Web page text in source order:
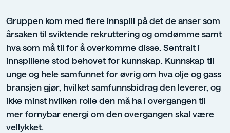
Gruppen kom med flere innspill på det de anser som
årsaken til sviktende rekruttering og omdømme samt
hva som må til for å overkomme disse. Sentralt i
innspillene stod behovet for kunnskap. Kunnskap til
unge og hele samfunnet for øvrig om hva olje og gass
bransjen gjør, hvilket samfunnsbidrag den leverer, og
ikke minst hvilken rolle den må ha i overgangen til
mer fornybar energi om den overgangen skal være
vellykket.